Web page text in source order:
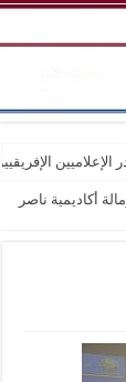
الإعلاميين
أكاديمية ناصر